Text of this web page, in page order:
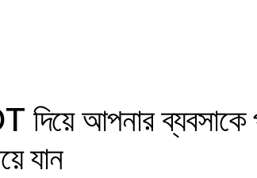
দিয়ে আপনার ব্যবসাকে
যান